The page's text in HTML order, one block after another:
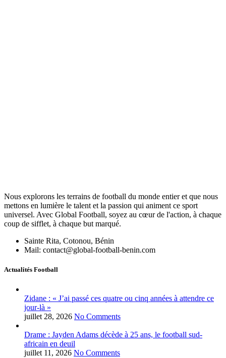
Nous explorons les terrains de football du monde entier et que nous
mettons en lumière le talent et la passion qui animent ce sport
universel. Avec Global Football, soyez au cœur de l'action, à chaque
coup de sifflet, à chaque but marqué.
Sainte Rita, Cotonou, Bénin
Mail: contact@global-football-benin.com
Actualités Football
Zidane : « J’ai passé ces quatre ou cinq années à attendre ce
jour-là »
juillet 28, 2026 No Comments
Drame : Jayden Adams décède à 25 ans, le football sud-
africain en deuil
juillet 11, 2026 No Comments